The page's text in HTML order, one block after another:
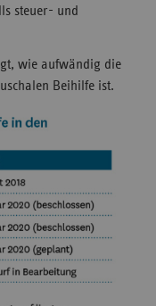
steuer- und
wie aufwändig die
Beihilfe ist.